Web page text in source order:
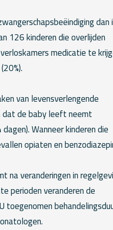
dan
126 kinderen die overlijden
medicatie te
van levensverlengende
dat de baby leeft neemt
Wanneer kinderen die
opiaten en
na veranderingen in
perioden veranderen de
toegenomen